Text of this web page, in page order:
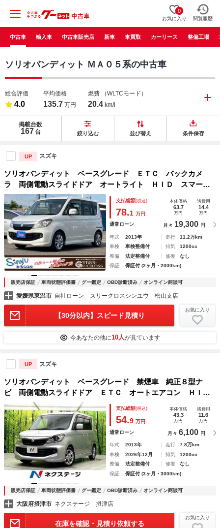
0
お気に入り 閲覧履歴
中古車 輸入車 中古車販売店 新車 車買取 カーリース 整備工場
ソリオバンディット ＭＡ０５系の中古車
総合評価
4.0
平均価格
135.7 万円
燃費 （WLTCモード）
20.4 km/l
掲載台数
167 台 絞り込む 並び替え 条件保存
UP スズキ
ソリオバンディット ベースグレード ＥＴＣ バックカメ
ラ 両側電動スライドドア オートライト ＨＩＤ スマート
キー 電動格納ミラー ＣＶＴ アルミホイール 盗難防止シ
ステム 衝突安全ボディ ＡＢＳ エアコン パワーステアリ
ング
支払総額(税込)
78.1 万円
本体価格
63.7
万円
諸費用
14.4
万円
通常ローン 月々 19,300 円
年式 2013年 走行
11.2万km
車検
車検整備付 排気
1200cc
整備
法定整備付 修復
なし
保証
保証付 (2ヶ月・2000km)
販売店保証 車両状態評価書 グー鑑定 OBD診断済み オンライン商談可
愛媛県東温市 自社ローン スリークロスシンユウ 松山支店
【30分以内】スピード見積り
お気に入り
今あなたの他に10人が見ています
UP スズキ
ソリオバンディット ベースグレード 禁煙車 純正８型ナ
ビ 両側電動スライドドア ＥＴＣ オートエアコン ＨＩＤ
ヘッド オートライト ステアリングスイッチ 純正１５イン
チアルミ スマートキー
支払総額(税込)
54.9 万円
本体価格
43.3
万円
諸費用
11.6
万円
通常ローン 月々 6,100 円
年式 2013年 走行
7.8万km
車検
2026年12月 排気
1200cc
整備
法定整備付 修復
なし
保証
保証付 (3ヶ月・3000km)
販売店保証 車両状態評価書 グー鑑定 OBD診断済み オンライン商談可
大阪府摂津市 ネクステージ 摂津店
在庫を確認・見積り依頼する
お気に入り